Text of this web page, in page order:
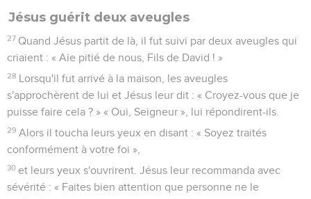
Jésus guérit deux aveugles
27 Quand Jésus partit de là, il fut suivi par deux aveugles qui
criaient : « Aie pitié de nous, Fils de David ! »
28 Lorsqu'il fut arrivé à la maison, les aveugles
s'approchèrent de lui et Jésus leur dit : « Croyez-vous que je
puisse faire cela ? » « Oui, Seigneur », lui répondirent-ils.
29 Alors il toucha leurs yeux en disant : « Soyez traités
conformément à votre foi »,
30 et leurs yeux s'ouvrirent. Jésus leur recommanda avec
sévérité : « Faites bien attention que personne ne le